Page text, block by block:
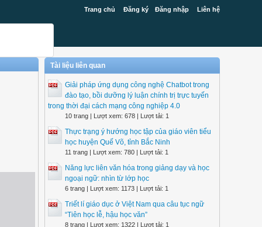
Trang chủ Đăng ký Đăng nhập Liên hệ
Tài liệu liên quan
Giải pháp ứng dụng công nghệ Chatbot trong
đào tạo, bồi dưỡng lý luận chính trị trực tuyến
trong thời đại cách mạng công nghiệp 4.0
10 trang | Lượt xem: 678 | Lượt tải: 1
Thực trạng ý hướng học tập của giáo viên tiểu
học huyện Quế Võ, tỉnh Bắc Ninh
11 trang | Lượt xem: 780 | Lượt tải: 1
Năng lực liên văn hóa trong giảng dạy và học
ngoại ngữ: nhìn từ lớp học
6 trang | Lượt xem: 1173 | Lượt tải: 1
Triết lí giáo dục ở Việt Nam qua câu tục ngữ
“Tiên học lễ, hậu học văn”
8 trang | Lượt xem: 1322 | Lượt tải: 1